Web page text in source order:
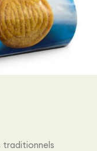
traditionnels